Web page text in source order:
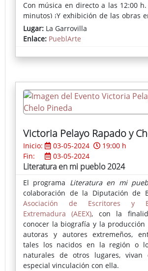
Con música en directo a las 12:00
minutos) ¡Y exhibición de las obras
Cultura!
Lugar: La Garrovilla
Enlace: PueblArte
Victoria Pelayo Rapado y
Inicio: 03-05-2024
19:00 h
Fin:
03-05-2024
Literatura en mi pueblo 2024
El programa Literatura en mi
colaboración de la Diputación de
Asociación de Escritores y
Extremadura (AEEX), con la
conocer la biografía y la
autoras y autores extremeños,
tales los nacidos en la región o
naturales de otros lugares, vivan
especial vinculación con ella.